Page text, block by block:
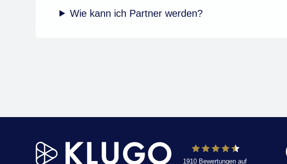
Wie kann ich Partner werden?
1910Bewertungen auf